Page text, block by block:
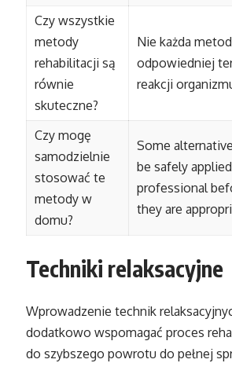
Czy wszystkie
metody
rehabilitacji są
równie
skuteczne?
Nie każda
odpowiedniej
reakcji
Czy mogę
samodzielnie
stosować te
metody w
domu?
Some
be safely
professional
they are
Techniki relaksacyjne
Wprowadzenie technik
dodatkowo wspomagać proces
do szybszego powrotu do pełnej